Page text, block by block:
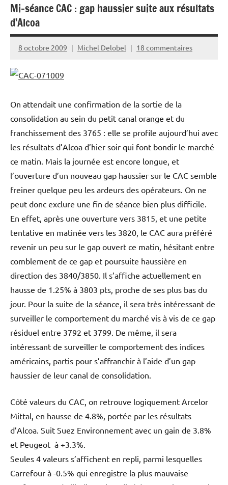
Mi-séance CAC : gap haussier suite aux résultats
d’Alcoa
8 octobre 2009 Michel Delobel 18 commentaires
On attendait une confirmation de la sortie de la
consolidation au sein du petit canal orange et du
franchissement des 3765 : elle se profile aujourd’hui avec
les résultats d’Alcoa d’hier soir qui font bondir le marché
ce matin. Mais la journée est encore longue, et
l’ouverture d’un nouveau gap haussier sur le CAC semble
freiner quelque peu les ardeurs des opérateurs. On ne
peut donc exclure une fin de séance bien plus difficile.
En effet, après une ouverture vers 3815, et une petite
tentative en matinée vers les 3820, le CAC aura préféré
revenir un peu sur le gap ouvert ce matin, hésitant entre
comblement de ce gap et poursuite haussière en
direction des 3840/3850. Il s’affiche actuellement en
hausse de 1.25% à 3803 pts, proche de ses plus bas du
jour. Pour la suite de la séance, il sera très intéressant de
surveiller le comportement du marché vis à vis de ce gap
résiduel entre 3792 et 3799. De même, il sera
intéressant de surveiller le comportement des indices
américains, partis pour s’affranchir à l’aide d’un gap
haussier de leur canal de consolidation.
Côté valeurs du CAC, on retrouve logiquement Arcelor
Mittal, en hausse de 4.8%, portée par les résultats
d’Alcoa. Suit Suez Environnement avec un gain de 3.8%
et Peugeot à +3.3%.
Seules 4 valeurs s’affichent en repli, parmi lesquelles
Carrefour à -0.5% qui enregistre la plus mauvaise